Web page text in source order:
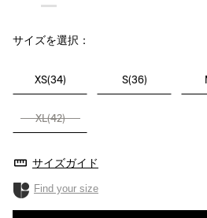
サイズを選択：
XS(34) S(36)
XL(42)
サイズガイド
Find your size